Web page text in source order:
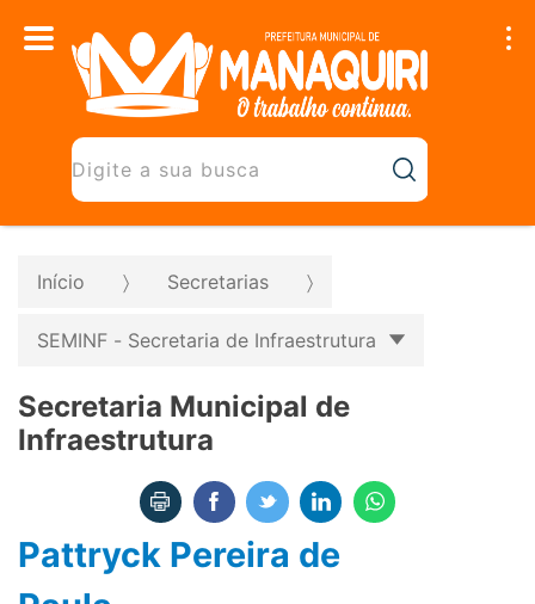
Início Secretarias
SEMINF - Secretaria de Infraestrutura
Secretaria Municipal de
Infraestrutura
Pattryck Pereira de